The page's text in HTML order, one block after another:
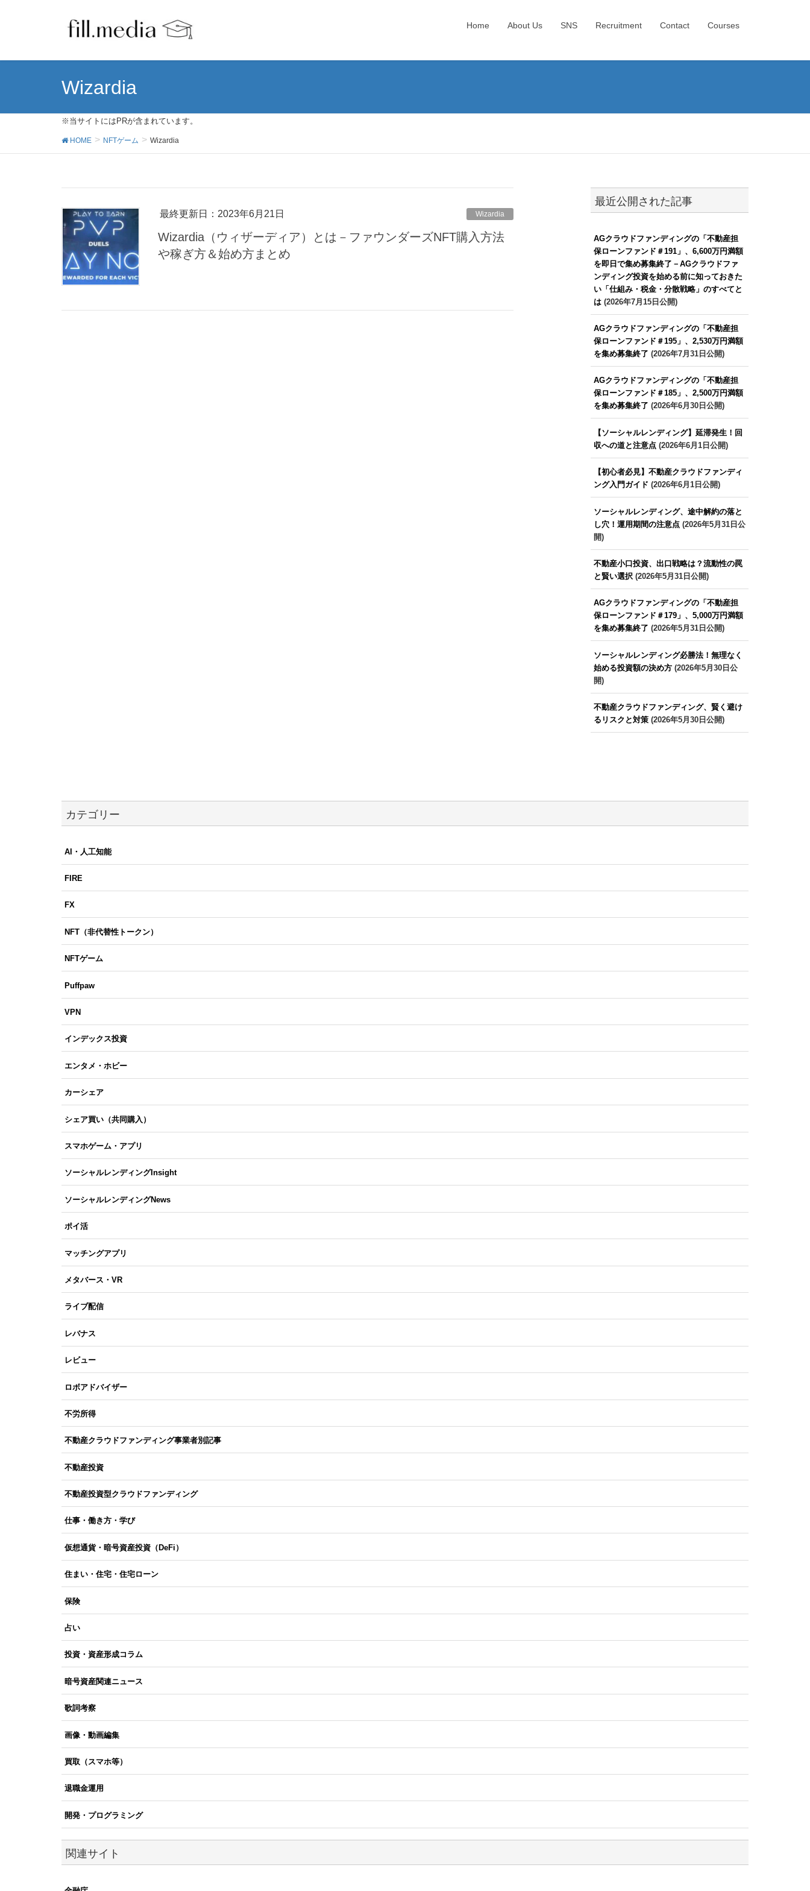
Home About Us SNS Recruitment Contact Courses
Wizardia
※当サイトにはPRが含まれています。
HOME NFTゲーム Wizardia
最終更新日：2023年6月21日 Wizardia
Wizardia（ウィザーディア）とは－ファウンダーズNFT購入方法
や稼ぎ方＆始め方まとめ
最近公開された記事
AGクラウドファンディングの「不動産担
保ローンファンド＃191」、6,600万円満額
を即日で集め募集終了－AGクラウドファ
ンディング投資を始める前に知っておきた
い「仕組み・税金・分散戦略」のすべてと
は(2026年7月15日公開)
AGクラウドファンディングの「不動産担
保ローンファンド＃195」、2,530万円満額
を集め募集終了 (2026年7月31日公開)
AGクラウドファンディングの「不動産担
保ローンファンド＃185」、2,500万円満額
を集め募集終了 (2026年6月30日公開)
【ソーシャルレンディング】延滞発生！回
収への道と注意点(2026年6月1日公開)
【初心者必見】不動産クラウドファンディ
ング入門ガイド (2026年6月1日公開)
ソーシャルレンディング、途中解約の落と
し穴！運用期間の注意点(2026年5月31日公
開)
不動産小口投資、出口戦略は？流動性の罠
と賢い選択(2026年5月31日公開)
AGクラウドファンディングの「不動産担
保ローンファンド＃179」、5,000万円満額
を集め募集終了 (2026年5月31日公開)
ソーシャルレンディング必勝法！無理なく
始める投資額の決め方(2026年5月30日公
開)
不動産クラウドファンディング、賢く避け
るリスクと対策(2026年5月30日公開)
カテゴリー
AI・人工知能
FIRE
FX
NFT（非代替性トークン）
NFTゲーム
Puffpaw
VPN
インデックス投資
エンタメ・ホビー
カーシェア
シェア買い（共同購入）
スマホゲーム・アプリ
ソーシャルレンディングInsight
ソーシャルレンディングNews
ポイ活
マッチングアプリ
メタバース・VR
ライブ配信
レバナス
レビュー
ロボアドバイザー
不労所得
不動産クラウドファンディング事業者別記事
不動産投資
不動産投資型クラウドファンディング
仕事・働き方・学び
仮想通貨・暗号資産投資（DeFi）
住まい・住宅・住宅ローン
保険
占い
投資・資産形成コラム
暗号資産関連ニュース
歌詞考察
画像・動画編集
買取（スマホ等）
退職金運用
開発・プログラミング
関連サイト